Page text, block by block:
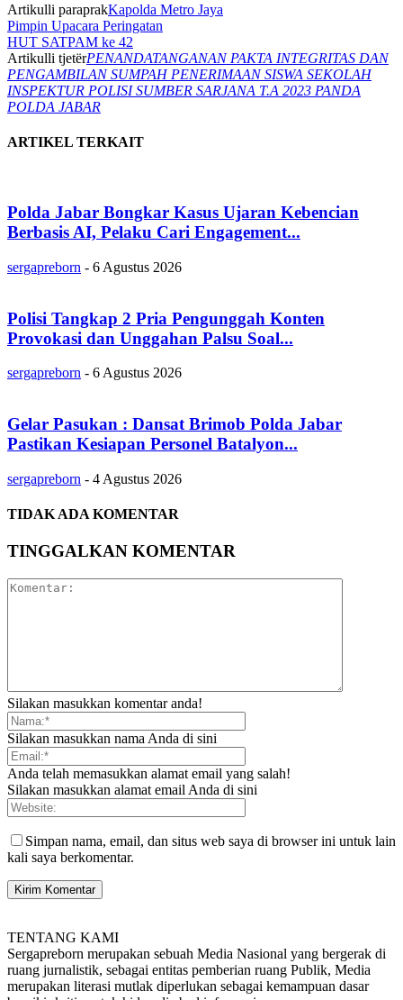
Artikulli paraprakKapolda Metro Jaya
Pimpin Upacara Peringatan
HUT SATPAM ke 42
Artikulli tjetërPENANDATANGANAN PAKTA INTEGRITAS DAN
PENGAMBILAN SUMPAH PENERIMAAN SISWA SEKOLAH
INSPEKTUR POLISI SUMBER SARJANA T.A 2023 PANDA
POLDA JABAR
ARTIKEL TERKAIT
Polda Jabar Bongkar Kasus Ujaran Kebencian
Berbasis AI, Pelaku Cari Engagement...
sergapreborn - 6 Agustus 2026
Polisi Tangkap 2 Pria Pengunggah Konten
Provokasi dan Unggahan Palsu Soal...
sergapreborn - 6 Agustus 2026
Gelar Pasukan : Dansat Brimob Polda Jabar
Pastikan Kesiapan Personel Batalyon...
sergapreborn - 4 Agustus 2026
TIDAK ADA KOMENTAR
TINGGALKAN KOMENTAR
Silakan masukkan komentar anda!
Silakan masukkan nama Anda di sini
Anda telah memasukkan alamat email yang salah!
Silakan masukkan alamat email Anda di sini
Simpan nama, email, dan situs web saya di browser ini untuk lain
kali saya berkomentar.
TENTANG KAMI
Sergapreborn merupakan sebuah Media Nasional yang bergerak di
ruang jurnalistik, sebagai entitas pemberian ruang Publik, Media
merupakan literasi mutlak diperlukan sebagai kemampuan dasar